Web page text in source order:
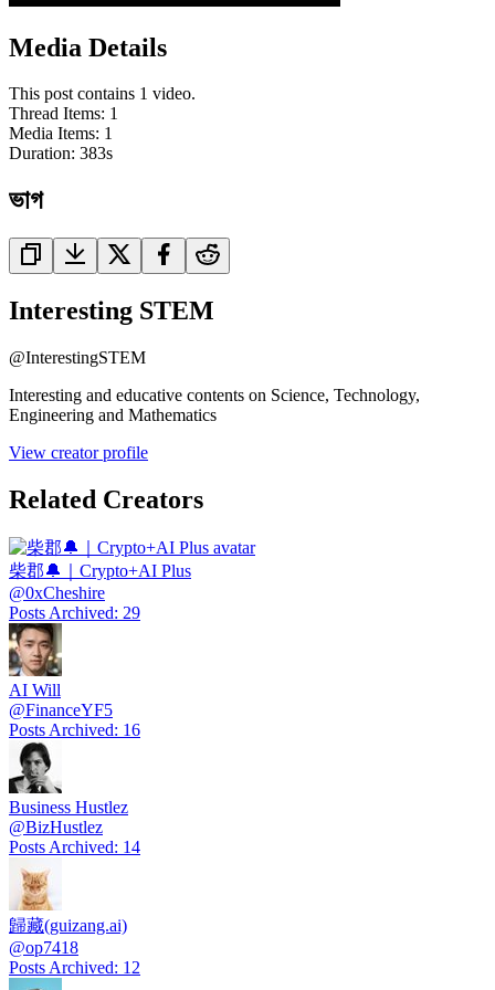
Media Details
This post contains 1 video.
Thread Items: 1
Media Items: 1
Duration: 383s
ভাগ
Interesting STEM
@InterestingSTEM
Interesting and educative contents on Science, Technology,
Engineering and Mathematics
View creator profile
Related Creators
柴郡🔔｜Crypto+AI Plus
@0xCheshire
Posts Archived: 29
AI Will
@FinanceYF5
Posts Archived: 16
Business Hustlez
@BizHustlez
Posts Archived: 14
歸藏(guizang.ai)
@op7418
Posts Archived: 12